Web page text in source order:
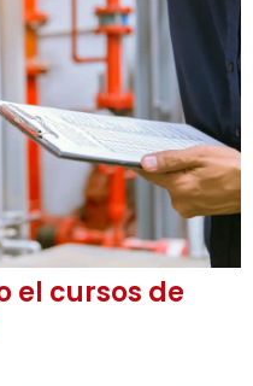
el cursos de